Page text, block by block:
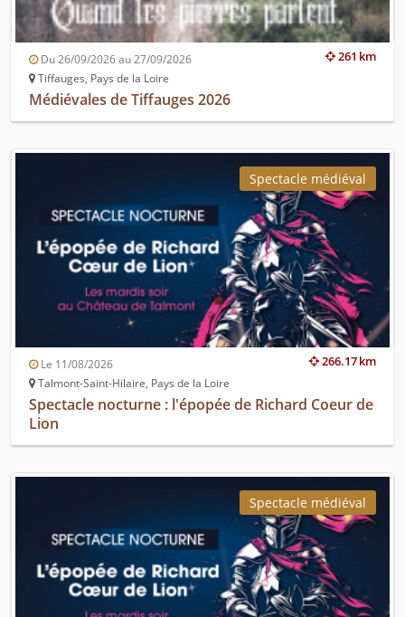
261 km
Du 26/09/2026 au 27/09/2026
Tiffauges, Pays de la Loire
Médiévales de Tiffauges 2026
Spectacle médiéval
266.17 km
Le 11/08/2026
Talmont-Saint-Hilaire, Pays de la Loire
Spectacle nocturne : l'épopée de Richard Coeur de
Lion
Spectacle médiéval